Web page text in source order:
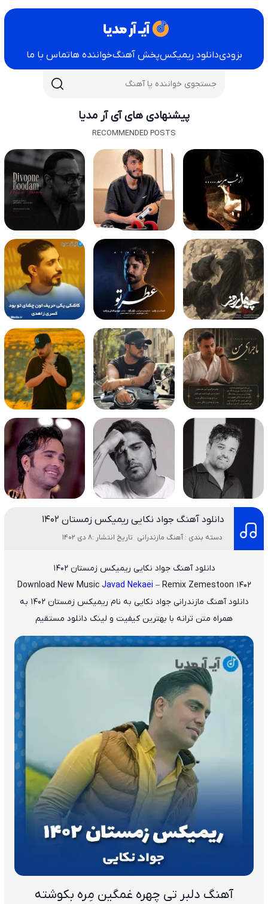
بزودیدانلود ریمیکسپخش آهنگخواننده هاتماس با ما
پیشنهادی های آی آر مدیا
RECOMMENDED POSTS
دانلود آهنگ جواد نکایی ریمیکس زمستان ۱۴۰۲
دسته بندی : آهنگ مازندرانی تاریخ انتشار :8 دی 1402
دانلود آهنگ جواد نکایی ریمیکس زمستان ۱۴۰۲
Download New MusicJavad Nekaei – Remix Zemestoon 1402
دانلود آهنگ مازندرانی جواد نکایی به نام ریمیکس زمستان ۱۴۰۲
به
همراه متن ترانه با بهترین کیفیت و لینک دانلود مستقیم
آهنگ دلبر تی چهره غمگین مِره بکوشته